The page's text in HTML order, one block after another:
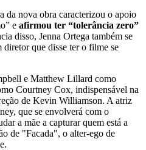
da nova obra caracterizou o apoio
e afirmou ter “tolerância zero”
disso, Jenna Ortega também se
que disse ter o filme se
e Matthew Lillard como
Courtney Cox, indispensável na
de Kevin Williamson. A atriz
que se envolverá com o
a mãe a capturar quem está a
de "Facada", o alter-ego de